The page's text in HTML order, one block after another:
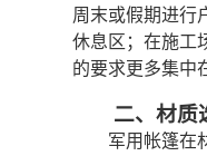
周末或假期进行
休息区；在施工
的要求更多集中
二、材质
军用帐篷在